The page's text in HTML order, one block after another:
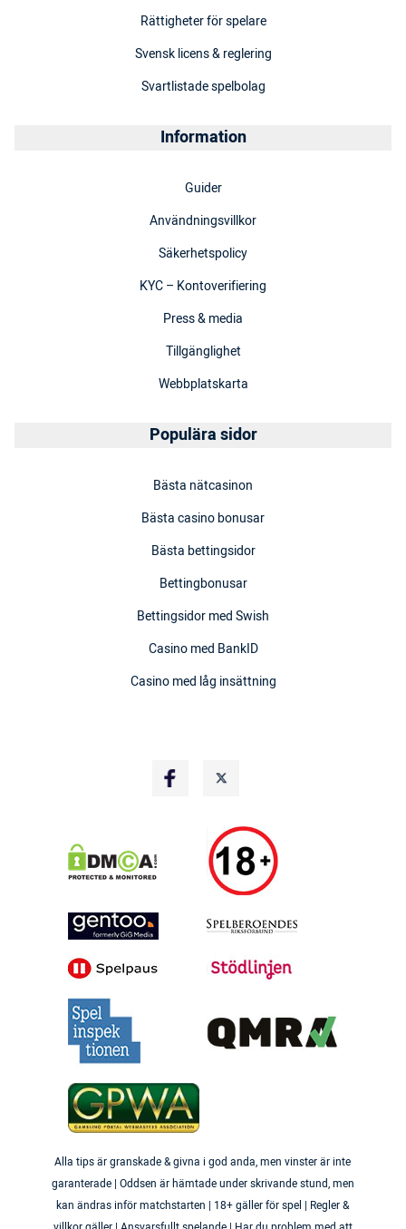
Rättigheter för spelare
Svensk licens & reglering
Svartlistade spelbolag
Information
Guider
Användningsvillkor
Säkerhetspolicy
KYC – Kontoverifiering
Press & media
Tillgänglighet
Webbplatskarta
Populära sidor
Bästa nätcasinon
Bästa casino bonusar
Bästa bettingsidor
Bettingbonusar
Bettingsidor med Swish
Casino med BankID
Casino med låg insättning
Alla tips är granskade & givna i god anda, men vinster är inte
garanterade | Oddsen är hämtade under skrivande stund, men
kan ändras inför matchstarten | 18+ gäller för spel | Regler &